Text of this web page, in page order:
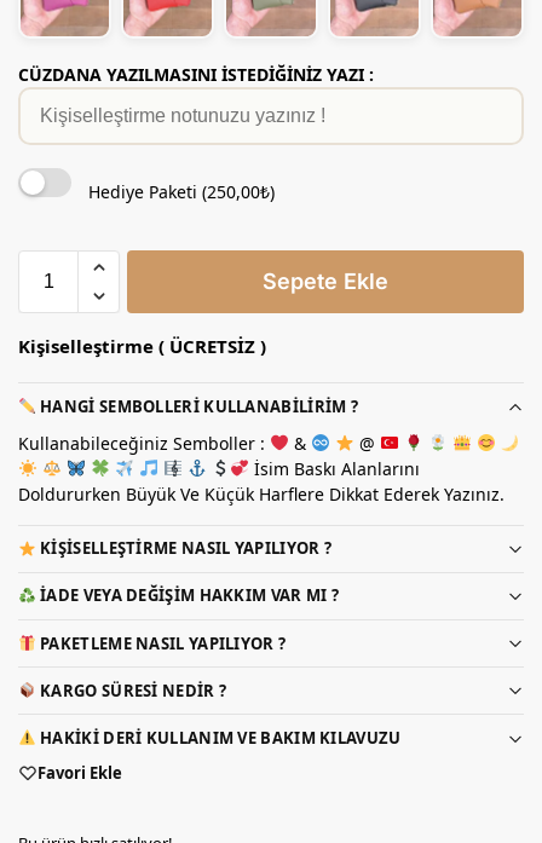
CÜZDANA YAZILMASINI İSTEDİĞİNİZ YAZI :
Hediye Paketi (250,00₺)
Sepete Ekle
Kişiselleştirme ( ÜCRETSİZ )
HANGI SEMBOLLERI KULLANABILIRIM ?
Kullanabileceğiniz Semboller : &
@
İsim Baskı Alanlarını
Doldururken Büyük Ve Küçük Harflere Dikkat Ederek Yazınız.
KIŞISELLEŞTIRME NASIL YAPILIYOR ?
İADE VEYA DEĞIŞIM HAKKIM VAR MI ?
PAKETLEME NASIL YAPILIYOR ?
KARGO SÜRESI NEDIR ?
HAKIKI DERI KULLANIM VE BAKIM KILAVUZU
Favori Ekle